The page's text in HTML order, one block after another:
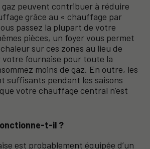
gaz peuvent contribuer à réduire
grâce au « chauffage par
passez la plupart de votre
pièces, un foyer vous permet
sur ces zones au lieu de
fournaise pour toute la
moins de gaz. En outre, les
suffisants pendant les saisons
votre chauffage central n’est
t-il ?
est probablement équipée d’un